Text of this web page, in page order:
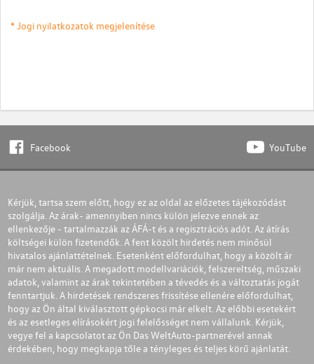
* Jogi nyilatkozatok megjelenítése
Facebook YouTube
Kérjük, tartsa szem előtt, hogy ez az oldal az előzetes tájékozódást
szolgálja. Az árak- amennyiben nincs külön jelezve ennek az
ellenkezője - tartalmazzák az ÁFÁ-t és a regisztrációs adót. Az átírás
költségei külön fizetendők. A fent közölt hirdetés nem minősül
hivatalos ajánlattételnek. Esetenként előfordulhat, hogy a közölt ár
már nem aktuális. A megadott modellvariációk, felszereltség, műszaki
adatok, valamint az árak tekintetében a tévedés és a változtatás jogát
fenntartjuk. A hirdetések rendszeres frissítése ellenére előfordulhat,
hogy az Ön által kiválasztott gépkocsi már elkelt. Az előbbi esetekért
és az esetleges elírásokért jogi felelősséget nem vállalunk. Kérjük,
vegye fel a kapcsolatot az Ön Das WeltAuto-partnerével annak
érdekében, hogy megkapja tőle a tényleges és teljes körű ajánlatát.